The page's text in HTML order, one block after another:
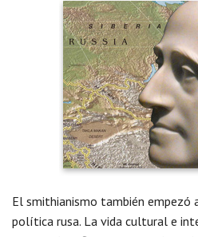
El smithianismo también empezó
política rusa. La vida cultural e